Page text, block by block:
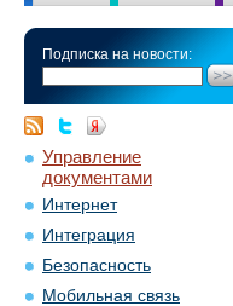
Подписка на новости:
Управление
документами
Интернет
Интеграция
Безопасность
Мобильная связь